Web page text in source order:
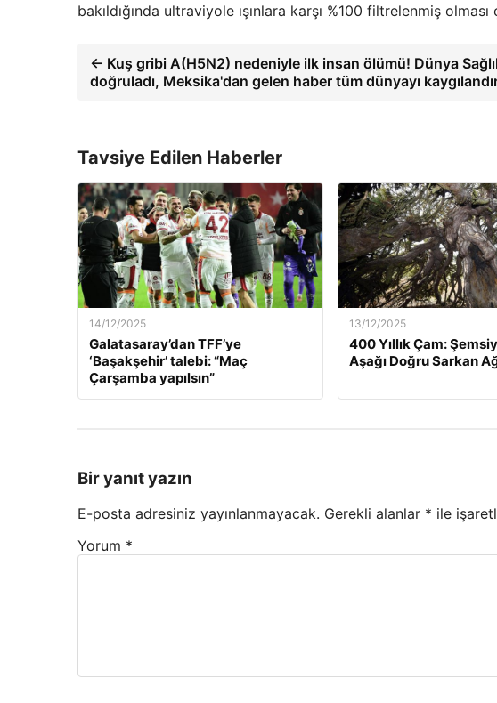
bakıldığında ultraviyole ışınlara karşı %100 filtrelenmiş
← Kuş gribi A(H5N2) nedeniyle ilk insan ölümü! Dünya
doğruladı, Meksika'dan gelen haber tüm dünyayı
Tavsiye Edilen Haberler
14/12/2025
Galatasaray’dan TFF’ye
‘Başakşehir’ talebi: “Maç
Çarşamba yapılsın”
13/12/2025
400 Yıllık Çam:
Aşağı Doğru Sarkan
Bir yanıt yazın
E-posta adresiniz yayınlanmayacak. Gerekli alanlar * ile
Yorum *